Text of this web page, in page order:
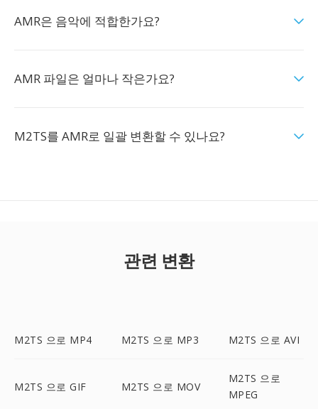
AMR은 음악에 적합한가요?
AMR 파일은 얼마나 작은가요?
M2TS를 AMR로 일괄 변환할 수 있나요?
관련 변환
M2TS 으로 MP4 M2TS 으로 MP3 M2TS 으로 AVI
M2TS 으로 GIF M2TS 으로 MOV
M2TS 으로
MPEG